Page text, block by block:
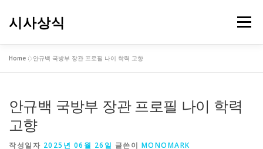
시사상식 메뉴
Home »안규백 국방부 장관 프로필 나이 학력 고향
안규백 국방부 장관 프로필 나이 학력
고향
작성일자 2025년 06월 26일 글쓴이 MONOMARK